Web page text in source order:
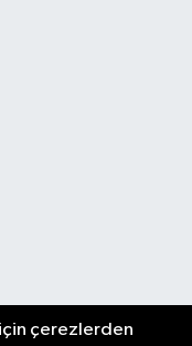
çerezlerden